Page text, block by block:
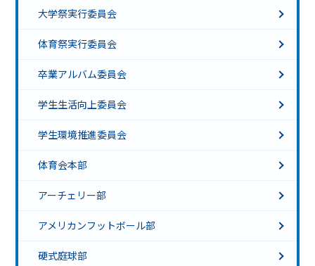
大学祭実行委員会
体育祭実行委員会
卒業アルバム委員会
学生生活向上委員会
学生環境推進委員会
体育会本部
アーチェリー部
アメリカンフットボール部
硬式庭球部